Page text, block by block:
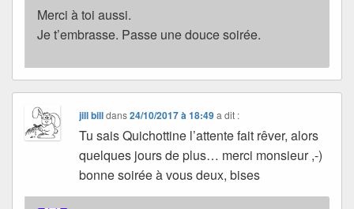
Merci à toi aussi.
Je t’embrasse. Passe une douce soirée.
jill billdans24/10/2017 à 18:49 a dit :
Tu sais Quichottine l’attente fait rêver, alors
quelques jours de plus… merci monsieur ,-)
bonne soirée à vous deux, bises